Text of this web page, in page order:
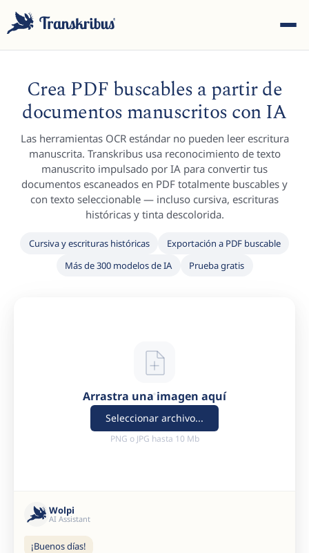
ESC
Empiece a escribir para buscar entre modelos, sites y
artículos del blog...
Crea PDF buscables a partir de
documentos manuscritos con IA
Las herramientas OCR estándar no pueden leer escritura
manuscrita. Transkribus usa reconocimiento de texto
manuscrito impulsado por IA para convertir tus
documentos escaneados en PDF totalmente buscables y
con texto seleccionable — incluso cursiva, escrituras
históricas y tinta descolorida.
Cursiva y escrituras históricas
Exportación a PDF buscable
Más de 300 modelos de IA
Prueba gratis
Arrastra una imagen aquí
Seleccionar archivo...
PNG o JPG hasta 10 Mb
Wolpi
AI Assistant
¡Buenos días!